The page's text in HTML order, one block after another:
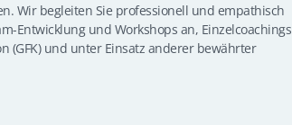
Wir begleiten Sie professionell und empathisch
Entwicklung und Workshops an, Einzelcoachings
(GFK) und unter Einsatz anderer bewährter